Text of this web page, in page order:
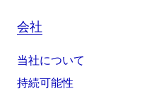
会社
当社について
持続可能性